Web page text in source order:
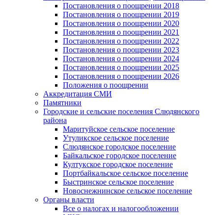
Постановления о поощрении 2018
Постановления о поощрении 2019
Постановления о поощрении 2020
Постановления о поощрении 2021
Постановления о поощрении 2022
Постановления о поощрении 2023
Постановления о поощрении 2024
Постановления о поощрении 2025
Постановления о поощрении 2026
Положения о поощрении
Аккредитация СМИ
Памятники
Городские и сельские поселения Слюдянского
района
Маритуйское сельское поселение
Утуликское сельское поселение
Слюдянское городское поселение
Байкальское городское поселение
Култукское городское поселение
Портбайкальское сельское поселение
Быстринское сельское поселение
Новоснежнинское сельское поселение
Органы власти
Все о налогах и налогообложении